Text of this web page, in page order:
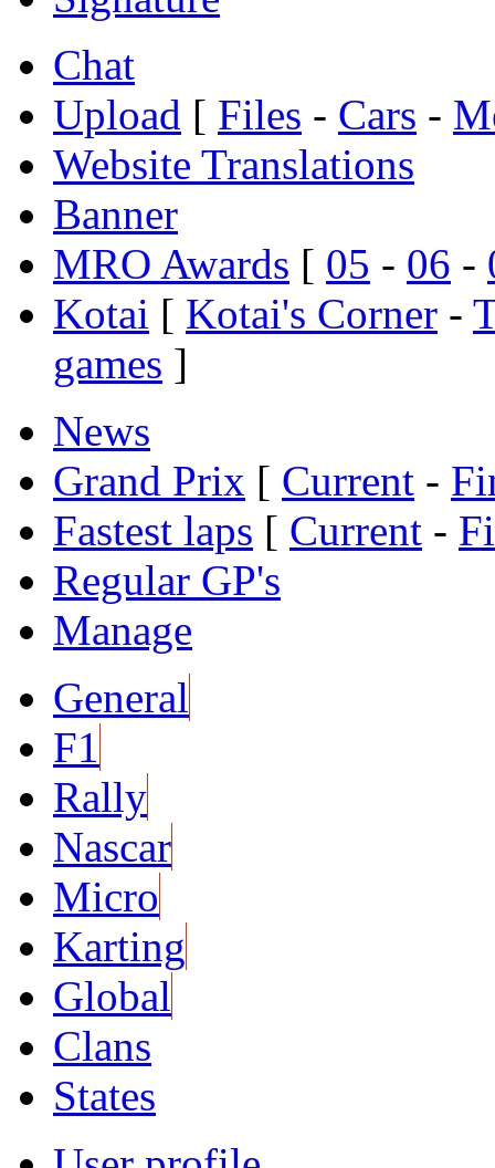
Chat
Upload [ Files - Cars -
Website Translations
Banner
MRO Awards [ 05 - 06 -
Kotai [ Kotai's Corner -
games ]
News
Grand Prix [ Current -
Fastest laps [ Current -
Regular GP's
Manage
General
F1
Rally
Nascar
Micro
Karting
Global
Clans
States